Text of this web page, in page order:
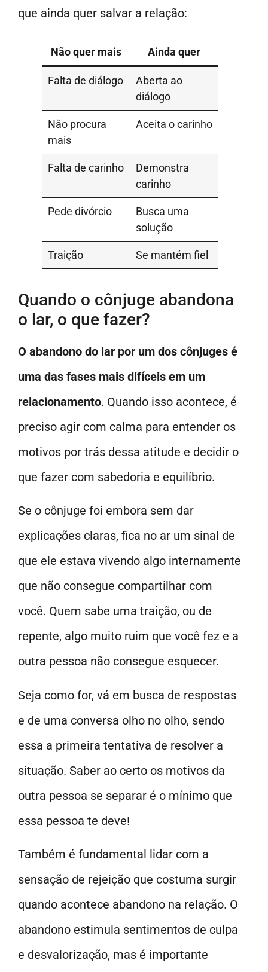
que ainda quer salvar a relação:
Não quer mais Ainda quer
Falta de diálogo
Aberta ao
diálogo
Não procura
mais
Aceita o carinho
Falta de carinho
Demonstra
carinho
Pede divórcio
Busca uma
solução
Traição Se mantém fiel
Quando o cônjuge abandona
o lar, o que fazer?
O abandono do lar por um dos cônjuges é
uma das fases mais difíceis em um
relacionamento. Quando isso acontece, é
preciso agir com calma para entender os
motivos por trás dessa atitude e decidir o
que fazer com sabedoria e equilíbrio.
Se o cônjuge foi embora sem dar
explicações claras, fica no ar um sinal de
que ele estava vivendo algo internamente
que não consegue compartilhar com
você. Quem sabe uma traição, ou de
repente, algo muito ruim que você fez e a
outra pessoa não consegue esquecer.
Seja como for, vá em busca de respostas
e de uma conversa olho no olho, sendo
essa a primeira tentativa de resolver a
situação. Saber ao certo os motivos da
outra pessoa se separar é o mínimo que
essa pessoa te deve!
Também é fundamental lidar com a
sensação de rejeição que costuma surgir
quando acontece abandono na relação. O
abandono estimula sentimentos de culpa
e desvalorização, mas é importante